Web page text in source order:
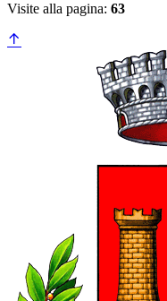
Visite alla pagina: 63